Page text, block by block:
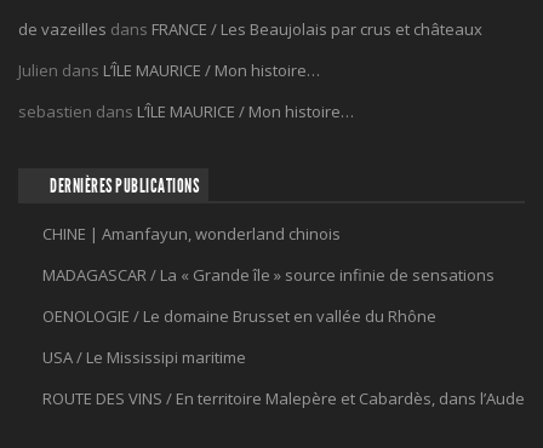
de vazeilles dans FRANCE / Les Beaujolais par crus et châteaux
Julien dans L’ÎLE MAURICE / Mon histoire…
sebastien dans L’ÎLE MAURICE / Mon histoire…
DERNIÈRES PUBLICATIONS
CHINE | Amanfayun, wonderland chinois
MADAGASCAR / La « Grande île » source infinie de sensations
OENOLOGIE / Le domaine Brusset en vallée du Rhône
USA / Le Mississipi maritime
ROUTE DES VINS / En territoire Malepère et Cabardès, dans l’Aude